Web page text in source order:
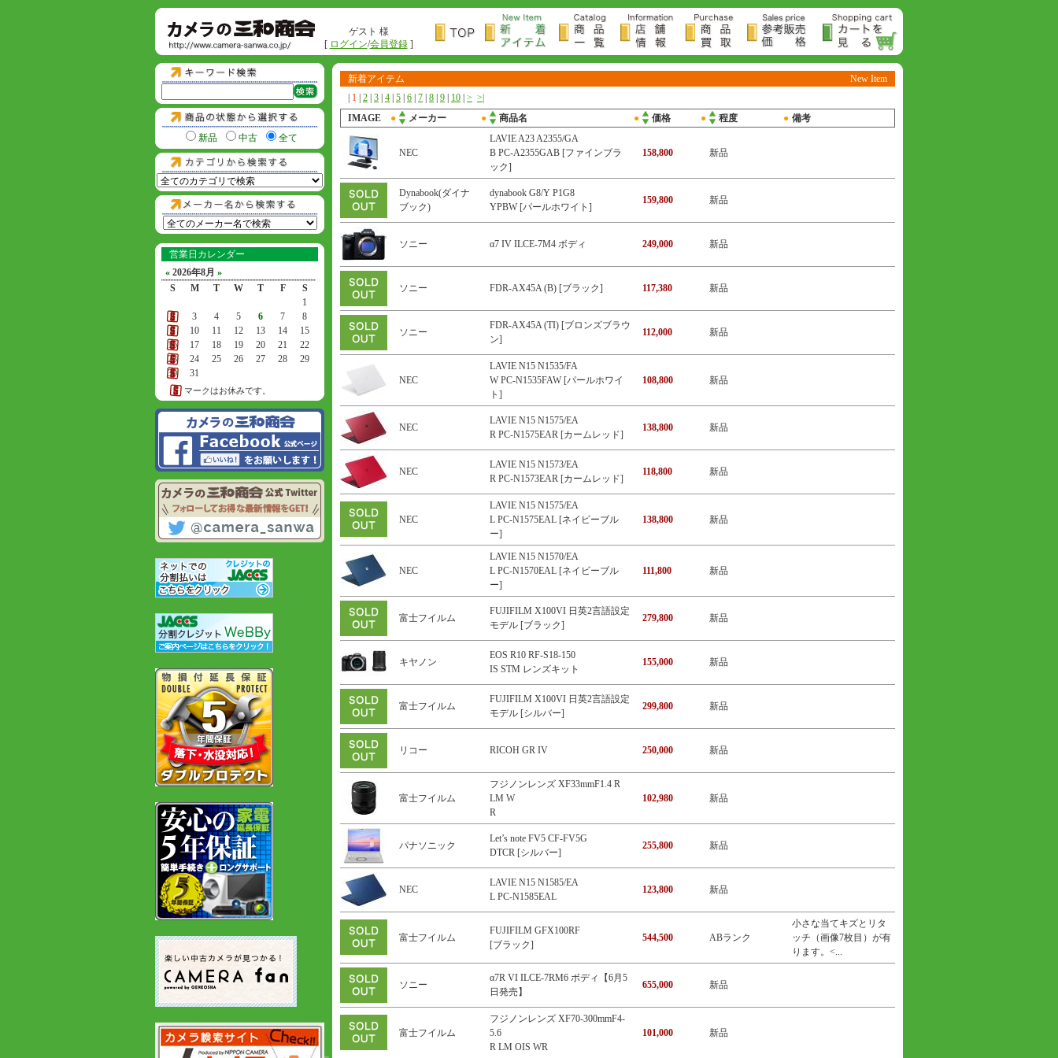
ゲスト 様
[ ログイン/会員登録]
新品 中古 全て
営業日カレンダー
« 2026年8月 »
S
M T W T F
S
1
2
3 4 5 6 7
8
9
10 11 12 13 14
15
16
17 18 19 20 21
22
23
24 25 26 27 28
29
30
31
マークはお休みです。
New Item
新着アイテム
1 2 3 4 5 6 7 8 9 10 > >|
IMAGE
● メーカー ● 商品名 ● 価格 ● 程度 ● 備考
NEC
LAVIE A23 A2355/GA
B PC-A2355GAB [ファインブラ
ック]
158,800 新品
Dynabook(ダイナ
ブック)
dynabook G8/Y P1G8
YPBW [パールホワイト]
159,800 新品
ソニー α7 IV ILCE-7M4 ボディ 249,000 新品
ソニー FDR-AX45A (B) [ブラック] 117,380 新品
ソニー
FDR-AX45A (TI) [ブロンズブラウ
ン]
112,000 新品
NEC
LAVIE N15 N1535/FA
W PC-N1535FAW [パールホワイ
ト]
108,800 新品
NEC
LAVIE N15 N1575/EA
R PC-N1575EAR [カームレッド]
138,800 新品
NEC
LAVIE N15 N1573/EA
R PC-N1573EAR [カームレッド]
118,800 新品
NEC
LAVIE N15 N1575/EA
L PC-N1575EAL [ネイビーブル
ー]
138,800 新品
NEC
LAVIE N15 N1570/EA
L PC-N1570EAL [ネイビーブル
ー]
111,800 新品
富士フイルム
FUJIFILM X100VI 日英2言語設定
モデル [ブラック]
279,800 新品
キヤノン
EOS R10 RF-S18-150
IS STM レンズキット
155,000 新品
富士フイルム
FUJIFILM X100VI 日英2言語設定
モデル [シルバー]
299,800 新品
リコー RICOH GR IV 250,000 新品
富士フイルム
フジノンレンズ XF33mmF1.4 R
LM W
R
102,980 新品
パナソニック
Let’s note FV5 CF-FV5G
DTCR [シルバー]
255,800 新品
NEC
LAVIE N15 N1585/EA
L PC-N1585EAL
123,800 新品
富士フイルム
FUJIFILM GFX100RF
[ブラック]
544,500 ABランク
小さな当てキズとリタ
ッチ（画像7枚目）が有
ります。<...
ソニー
α7R VI ILCE-7RM6 ボディ【6月5
日発売】
655,000 新品
富士フイルム
フジノンレンズ XF70-300mmF4-
5.6
R LM OIS WR
101,000 新品